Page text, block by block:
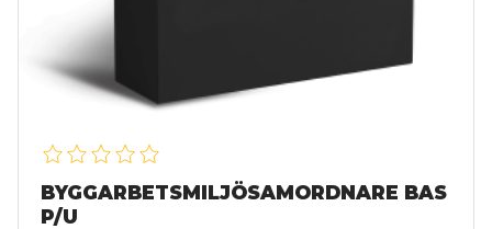
BYGGARBETSMILJÖSAMORDNARE BAS
P/U